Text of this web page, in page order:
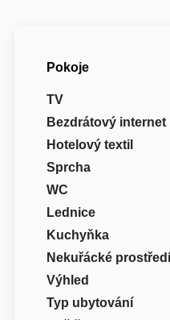
Pokoje
TV
Bezdrátový internet
Hotelový textil
Sprcha
WC
Lednice
Kuchyňka
Nekuřácké prostředí
Výhled
Typ ubytování